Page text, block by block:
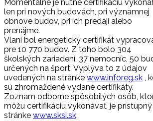
Momentálne je nutné certifikáciu
len pri nových budovách, pri významnej
obnove budov, pri ich predaji alebo
prenájme.
Vlani bol energetický certifikát
pre 10 770 budov. Z toho bolo 304
školských zariadení, 37 nemocníc, 50
určených na šport. Vyplýva to z údajov
uvedených na stránke www.inforeg.sk ,
sú zhromaždené vydané certifikáty.
Zoznam odborne spôsobilých osôb,
môžu certifikáciu vykonávať, je
stránke www.sksi.sk.